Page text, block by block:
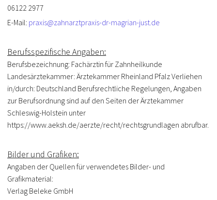
06122 2977
E-Mail: praxis@zahnarztpraxis-dr-magrian-just.de
Berufsspezifische Angaben:
Berufsbezeichnung: Fachärztin für Zahnheilkunde
Landesärztekammer: Ärztekammer Rheinland Pfalz Verliehen
in/durch: Deutschland Berufsrechtliche Regelungen, Angaben
zur Berufsordnung sind auf den Seiten der Ärztekammer
Schleswig-Holstein unter
https://www.aeksh.de/aerzte/recht/rechtsgrundlagen abrufbar.
Bilder und Grafiken:
Angaben der Quellen für verwendetes Bilder- und
Grafikmaterial:
Verlag Beleke GmbH